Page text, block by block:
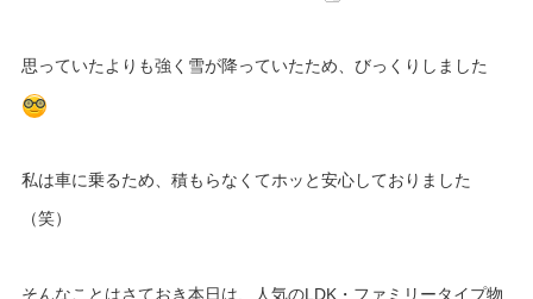
思っていたよりも強く雪が降っていたため、びっくりしました
私は車に乗るため、積もらなくてホッと安心しておりました
（笑）
そんなことはさておき本日は、人気のLDK・ファミリータイプ物